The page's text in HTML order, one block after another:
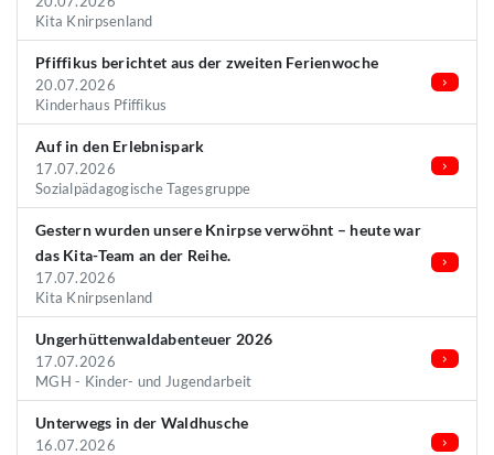
Kita Knirpsenland
Pfiffikus berichtet aus der zweiten Ferienwoche
20.07.2026
Kinderhaus Pfiffikus
Auf in den Erlebnispark
17.07.2026
Sozialpädagogische Tagesgruppe
Gestern wurden unsere Knirpse verwöhnt – heute war
das Kita-Team an der Reihe.
17.07.2026
Kita Knirpsenland
Ungerhüttenwaldabenteuer 2026
17.07.2026
MGH - Kinder- und Jugendarbeit
Unterwegs in der Waldhusche
16.07.2026